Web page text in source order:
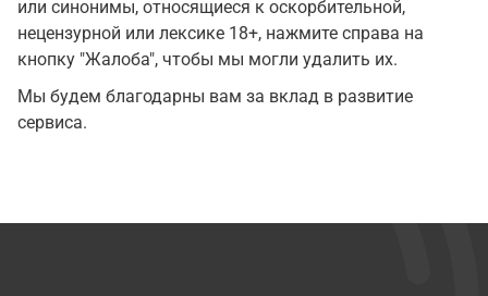
или синонимы, относящиеся к оскорбительной,
нецензурной или лексике 18+, нажмите справа на
кнопку "Жалоба", чтобы мы могли удалить их.
Мы будем благодарны вам за вклад в развитие
сервиса.